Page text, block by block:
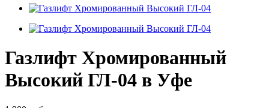
Газлифт Хромированный
Высокий ГЛ-04 в Уфе